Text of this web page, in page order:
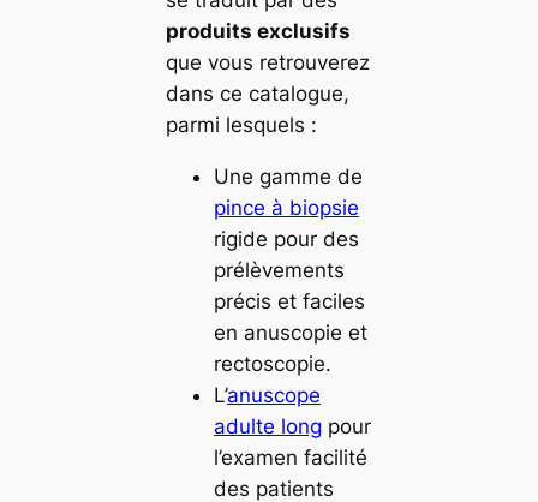
produits exclusifs
que vous retrouverez
dans ce catalogue,
parmi lesquels :
Une gamme de
pince à biopsie
rigide pour des
prélèvements
précis et faciles
en anuscopie et
rectoscopie.
L’anuscope
adulte long pour
l’examen facilité
des patients